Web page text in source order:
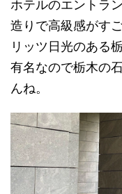
ホテルのエントラ
造りで高級感がすご
リッツ日光のある
有名なので栃木の
んね。